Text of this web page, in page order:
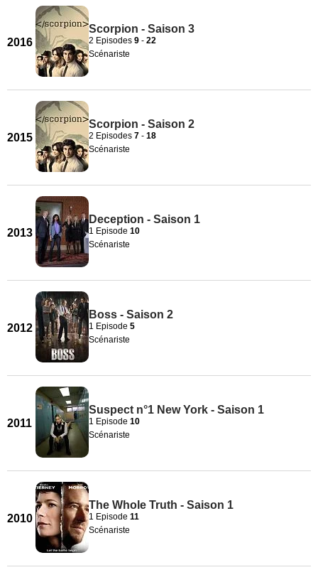
2016
Scorpion - Saison 3
2 Episodes 9 - 22
Scénariste
2015
Scorpion - Saison 2
2 Episodes 7 - 18
Scénariste
2013
Deception - Saison 1
1 Episode 10
Scénariste
2012
Boss - Saison 2
1 Episode 5
Scénariste
2011
Suspect n°1 New York - Saison 1
1 Episode 10
Scénariste
2010
The Whole Truth - Saison 1
1 Episode 11
Scénariste